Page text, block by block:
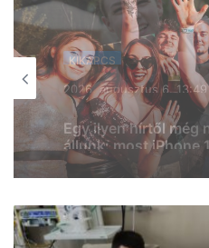
KIKAPCS
2026, augusztus 6. 10:53
Teljes lett a SZIN
hol és kik pörgetik
nagy nyári buliját
KIKAPCS
2026, augusztus 5. 18:57
Két nap, két világ:
specialty kávék
Szegeden a